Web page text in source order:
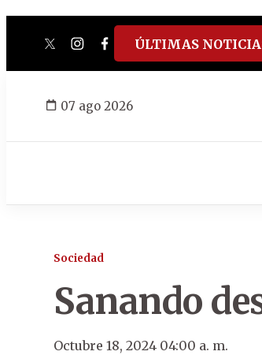
twitterinstagram
facebook
tiktokyoutube
spotify
ÚLTIMAS
07 ago 2026
Sociedad
Sanando
Octubre 18, 2024 04:00 a. m.